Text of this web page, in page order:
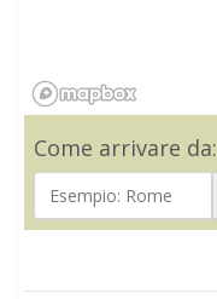
Come arrivare da: